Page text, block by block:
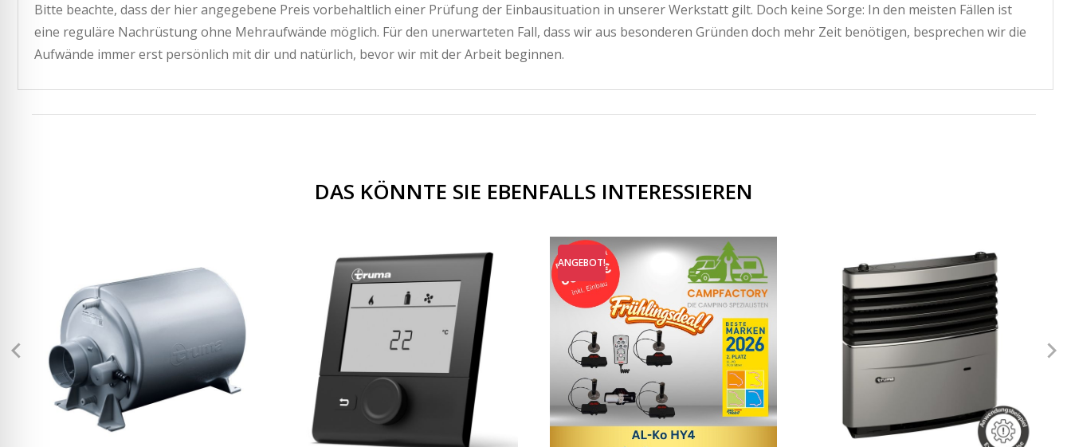
Bitte beachte, dass der hier angegebene Preis vorbehaltlich einer Prüfung der Einbausituation in unserer Werkstatt gilt. Doch keine Sorge: In den meisten Fällen ist
eine reguläre Nachrüstung ohne Mehraufwände möglich. Für den unerwarteten Fall, dass wir aus besonderen Gründen doch mehr Zeit benötigen, besprechen wir die
Aufwände immer erst persönlich mit dir und natürlich, bevor wir mit der Arbeit beginnen.
DAS KÖNNTE SIE EBENFALLS INTERESSIEREN
ANGEBOT!